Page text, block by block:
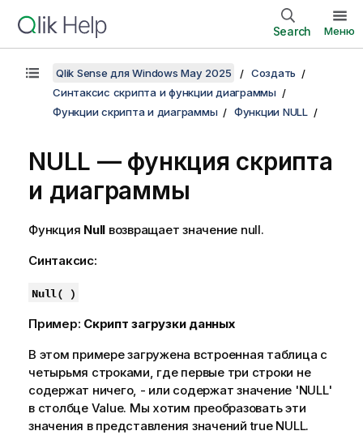
Search Меню
Qlik Sense для Windows May 2025
Создать
Синтаксис скрипта и функции диаграммы
Функции скрипта и диаграммы
Функции NULL
NULL — функция скриптa
и диаграммы
Функция Null возвращает значение null.
Синтаксис:
Null( )
Пример: Скрипт загрузки данных
В этом примере загружена встроенная таблица с
четырьмя строками, где первые три строки не
содержат ничего, - или содержат значение 'NULL'
в столбце Value. Мы хотим преобразовать эти
значения в представления значений true NULL.